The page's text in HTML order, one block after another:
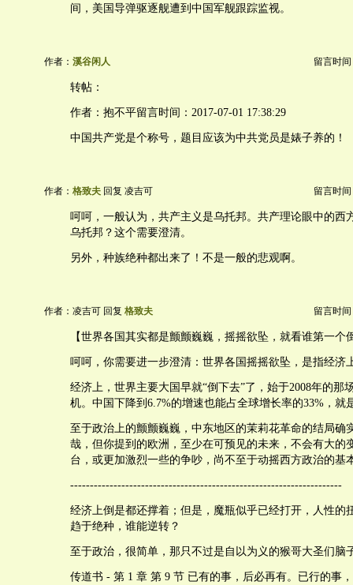
间，美国导弹驱逐舰遭到中国军舰跟踪监视。
作者： 溪谷闲人 留言时间
转帖：
作者：抱不平留言时间：2017-07-01 17:38:29
中国共产党是个称号，题目应该为中共党员是婊子养的！
作者： 格致夫 回复 凌吉可 留言时间
呵呵，一般认为，共产主义是乌托邦。共产理论眼中的西
乌托邦？这个需要澄清。
另外，种族绝种都出来了！不是一般的悲观啊。
作者：凌吉可 回复 格致夫 留言时间
【世界各国其实都是颤颤巍巍，摇摇欲坠，就看谁第一个
呵呵，你需要进一步澄清：世界各国摇摇欲坠，是指经济
经济上，世界主要大国早就“倒下去”了，始于2008年的那
机。中国下降到6.7%的增速也能占全球增长率的33%，就
至于政治上的颤颤巍巍，中东地区的茉莉花革命的结局确
哉，但你提到的欧洲，至少在可预见的未来，不会有大的
台，或更加激烈一些的争吵，尚不至于动摇西方政治的基
---------------------------------------------------------------------
经济上倒是都还撑着；但是，魔瓶似乎已经打开，人性的
趋于绝种，谁能逆转？
至于政治，很简单，那只不过是自以为义的猴哥大圣们脑
传道书 - 第 1 章 第 9 节 已有的事，后必再有。已行的事